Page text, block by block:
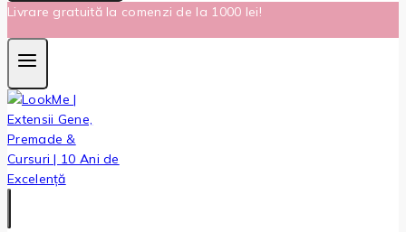
Livrare gratuită la comenzi de la 1000 lei!